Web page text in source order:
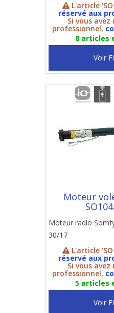
L'article
réservé aux
Si vous
professionnel,
8 articles
Voir
Moteur
Moteur radio
30/17
L'article
réservé aux
Si vous
professionnel,
5 articles
Voir